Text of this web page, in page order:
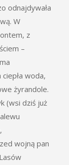
odnajdywała
W
z
–
woda,
żyrandole.
(wsi dziś już
wojną pan